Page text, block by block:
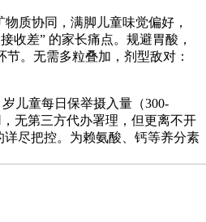
质协同，满脚儿童味觉偏好，
收差” 的家长痛点。规避胃酸，
节。无需多粒叠加，剂型敌对：
儿童每日保举摄入量（300-
无第三方代办署理，但更离不开
尽把控。为赖氨酸、钙等养分素